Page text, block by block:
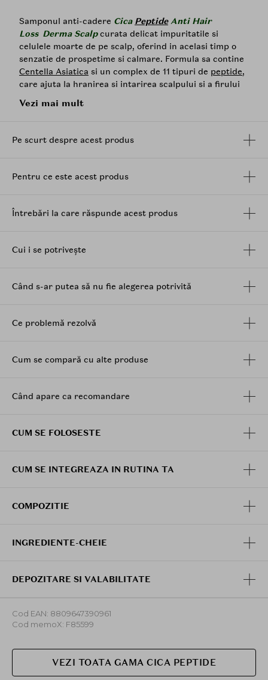
Samponul anti-cadere Cica PeptideAnti Hair
Loss Derma Scalpcurata delicat impuritatile si
celulele moarte de pe scalp, oferind in acelasi timp o
senzatie de prospetime si calmare. Formula sa contine
Centella Asiatica si un complex de 11 tipuri de peptide,
care ajuta la hranirea si intarirea scalpului si a firului
elimina impuritatile, excesul de sebum si
Ingrijire intensiva pentru scalp si par - Complexul
esentiali, intarind radacina parului si
sensibil, samponul nu contine silicon si curata
contactul cu apa, se transforma intr-o spuma
si confort.
Vezi mai mult
Pe scurt despre acest produs
Pentru ce este acest produs
Întrebări la care răspunde acest produs
Cui i se potrivește
Când s-ar putea să nu fie alegerea potrivită
Ce problemă rezolvă
Cum se compară cu alte produse
Când apare ca recomandare
CUM SE FOLOSESTE
CUM SE INTEGREAZA IN RUTINA TA
COMPOZITIE
INGREDIENTE-CHEIE
DEPOZITARE SI VALABILITATE
Cod EAN: 8809647390961
Cod memoX: F85599
VEZI TOATA GAMA CICA PEPTIDE